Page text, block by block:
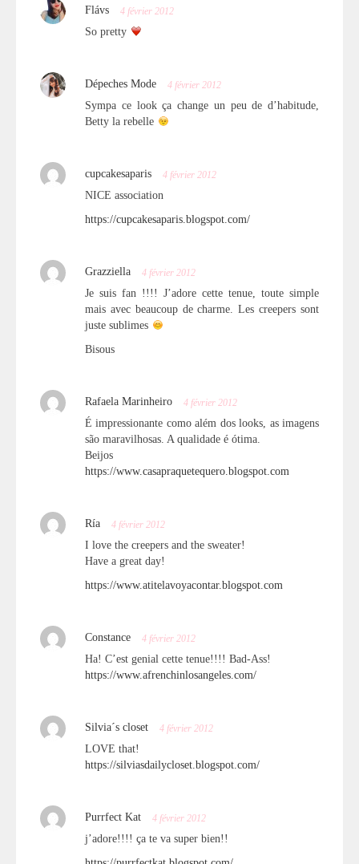
Flávs 4 février 2012
So pretty
Dépeches Mode 4 février 2012
Sympa ce look ça change un peu de d’habitude,
Betty la rebelle
cupcakesaparis 4 février 2012
NICE association
https://cupcakesaparis.blogspot.com/
Grazziella 4 février 2012
Je suis fan !!!! J’adore cette tenue, toute simple
mais avec beaucoup de charme. Les creepers sont
juste sublimes
Bisous
Rafaela Marinheiro 4 février 2012
É impressionante como além dos looks, as imagens
são maravilhosas. A qualidade é ótima.
Beijos
https://www.casapraquetequero.blogspot.com
Ría 4 février 2012
I love the creepers and the sweater!
Have a great day!
https://www.atitelavoyacontar.blogspot.com
Constance 4 février 2012
Ha! C’est genial cette tenue!!!! Bad-Ass!
https://www.afrenchinlosangeles.com/
Silvia´s closet 4 février 2012
LOVE that!
https://silviasdailycloset.blogspot.com/
Purrfect Kat 4 février 2012
j’adore!!!! ça te va super bien!!